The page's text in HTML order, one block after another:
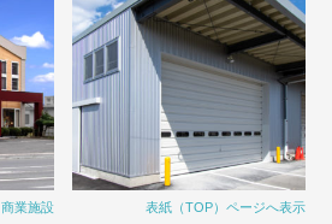
商業施設 表紙（TOP）ページへ表示